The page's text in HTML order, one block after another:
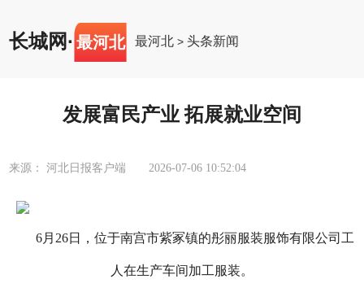
长城网· 最河北 最河北 >头条新闻
发展富民产业 拓展就业空间
来源： 河北日报客户端 2026-07-06 10:52:04
6月26日，位于南宫市紫冢镇的彤丽服装服饰有限公司工
人在生产车间加工服装。